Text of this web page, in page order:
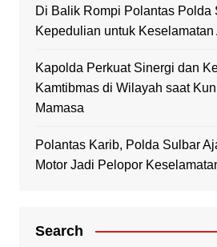
Di Balik Rompi Polantas Polda
Kepedulian untuk
Kapolda Perkuat Sinergi dan
Kamtibmas di Wilayah saat
Mamasa
Polantas Karib, Polda Sulbar
Motor Jadi Pelopor
Search